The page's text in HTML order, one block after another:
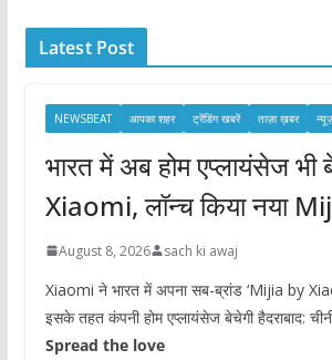
e
Latest Post
NEWSBEAT आपका शहर ट्रेंडिंग खबरें ताज़ा ख़बर
भारत में अब होम एप्लायंसेज भी
Xiaomi, लॉन्च किया नया
August 8, 2026 sach ki awaj
Xiaomi ने भारत में अपना सब-ब्रांड ‘Mijia by
इसके तहत कंपनी होम एप्लायंसेज बेचेगी हैदराबाद:
Spread the love